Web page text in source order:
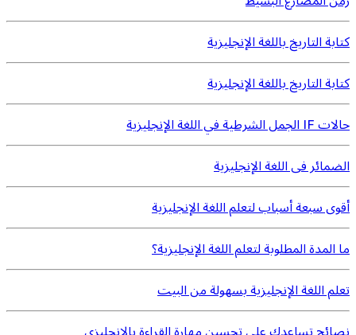
كتابة التاريخ باللغة الإنجليزية
كتابة التاريخ باللغة الإنجليزية
حالات IF الجمل الشرطية في اللغة الإنجليزية
الضمائر فى اللغة الإنجليزية
أقوى سبعة أسباب لتعلم اللغة الإنجليزية
ما المدة المطلوبة لتعلم اللغة الإنجليزية؟
تعلم اللغة الإنجليزية بسهولة من البيت
نصائح تساعدك على تحسين مهارة القراءة بالإنجليزي